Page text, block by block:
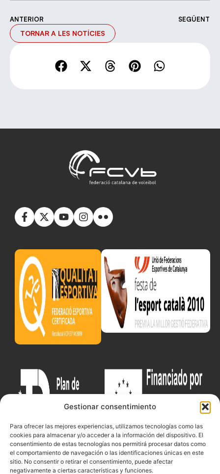
Gestionar consentimiento
Para ofrecer las mejores experiencias, utilizamos tecnologías como las
cookies para almacenar y/o acceder a la información del dispositivo. El
consentimiento de estas tecnologías nos permitirá procesar datos como
el comportamiento de navegación o las identificaciones únicas en este
sitio. No consentir o retirar el consentimiento, puede afectar
negativamente a ciertas características y funciones.
ANTERIOR SEGÜENT
TORNAR A LES NOTÍCIES